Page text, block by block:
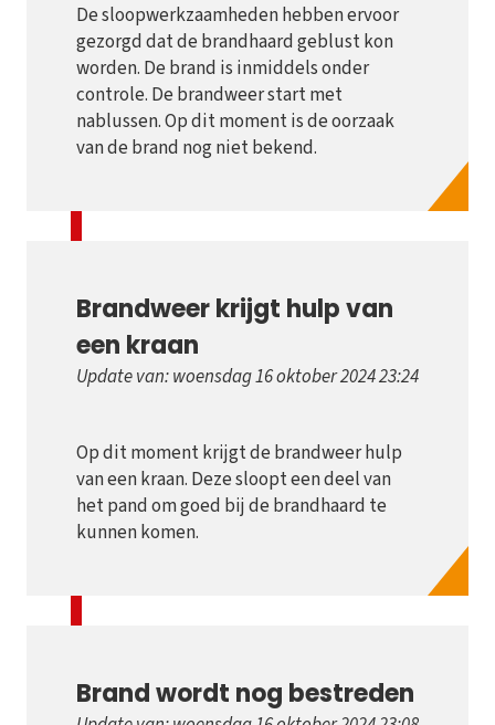
De sloopwerkzaamheden hebben ervoor
gezorgd dat de brandhaard geblust kon
worden. De brand is inmiddels onder
controle. De brandweer start met
nablussen. Op dit moment is de oorzaak
van de brand nog niet bekend.
Brandweer krijgt hulp van
een kraan
Update van: woensdag 16 oktober 2024 23:24
Op dit moment krijgt de brandweer hulp
van een kraan. Deze sloopt een deel van
het pand om goed bij de brandhaard te
kunnen komen.
Brand wordt nog bestreden